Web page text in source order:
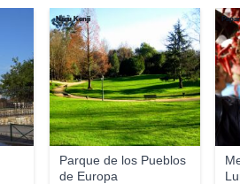
Parque de los Pueblos
de Europa
Naru Kenji